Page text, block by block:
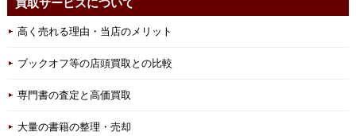
高く売れる理由・当店のメリット
ブックオフ等の店頭買取との比較
専門書の査定と高価買取
大量の書籍の整理・売却